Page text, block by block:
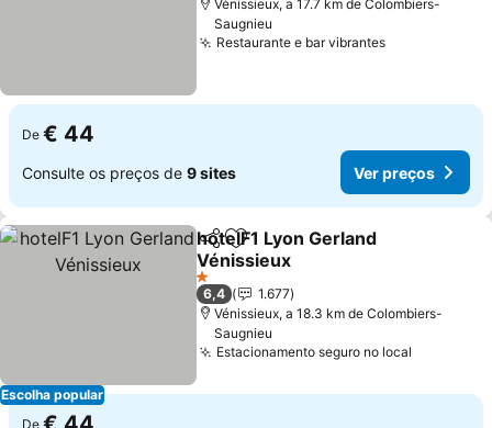
Vénissieux, a 17.7 km de Colombiers-
Saugnieu
Restaurante e bar vibrantes
De € 44
Consulte os preços de 9 sites Ver preços
Escolha popular
PartilharAdicionar aos favoritos
hotelF1 Lyon Gerland
Vénissieux
1 Estrelas
6,4
1.677
Vénissieux, a 18.3 km de Colombiers-
Saugnieu
Estacionamento seguro no local
De